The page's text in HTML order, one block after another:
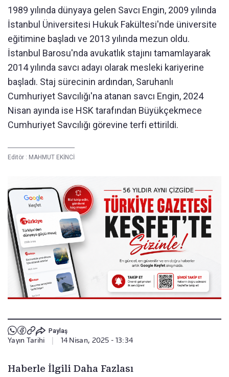
1989 yılında dünyaya gelen Savcı Engin, 2009 yılında
İstanbul Üniversitesi Hukuk Fakültesi'nde üniversite
eğitimine başladı ve 2013 yılında mezun oldu.
İstanbul Barosu'nda avukatlık stajını tamamlayarak
2014 yılında savcı adayı olarak mesleki kariyerine
başladı. Staj sürecinin ardından, Saruhanlı
Cumhuriyet Savcılığı'na atanan savcı Engin, 2024
Nisan ayında ise HSK tarafından Büyükçekmece
Cumhuriyet Savcılığı görevine terfi ettirildi.
Editör : MAHMUT EKİNCİ
Paylaş
Yayın Tarihi 14 Nisan, 2025 - 13:34
Haberle İlgili Daha Fazlası